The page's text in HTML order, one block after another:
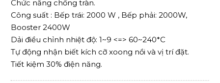
Chức năng chống tràn.
Công suất : Bếp trái: 2000 W , Bếp phải: 2000W,
Booster 2400W
Dải điều chỉnh nhiệt độ: 1~9 <=> 60~240*C
Tự động nhận biết kích cỡ xoong nồi và vị trí đặt.
Tiết kiệm 30% điện năng.